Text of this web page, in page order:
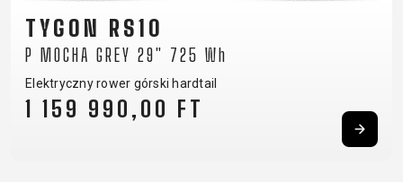
TYGON RS10
P MOCHA GREY 29" 725 Wh
Elektryczny rower górski hardtail
1 159 990,00 FT